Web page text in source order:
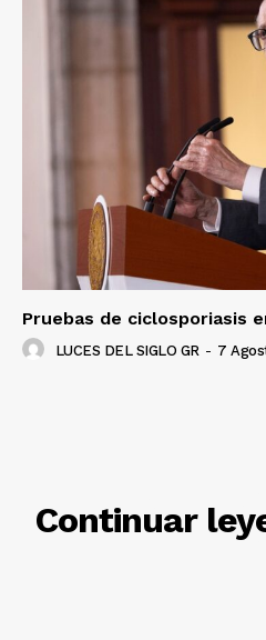
Pruebas de ciclosporiasis
LUCES DEL SIGLO GR - 7
Continuar